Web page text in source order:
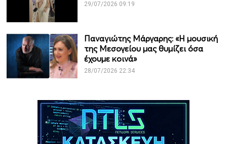
29/07/2026 09:19
Παναγιώτης Μάργαρης: «Η μουσική
της Μεσογείου μας θυμίζει όσα
έχουμε κοινά»
28/07/2026 22:34